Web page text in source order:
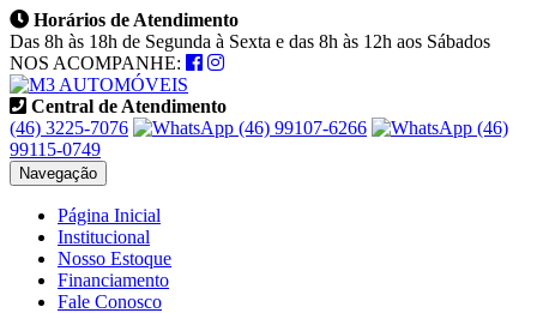
Horários de Atendimento
Das 8h às 18h de Segunda à Sexta e das 8h às 12h aos Sábados
NOS ACOMPANHE:
Central de Atendimento
(46) 3225-7076
(46) 99107-6266
(46)
99115-0749
Navegação
Página Inicial
Institucional
Nosso Estoque
Financiamento
Fale Conosco